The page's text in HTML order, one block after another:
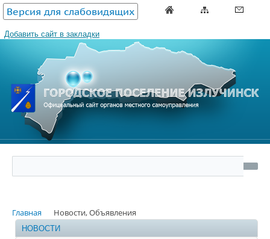
Версия для слабовидящих
Добавить сайт в закладки
Главная Новости, Объявления
НОВОСТИ